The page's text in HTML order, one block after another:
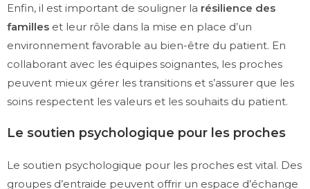
Enfin, il est important de souligner la résilience des
familles et leur rôle dans la mise en place d’un
environnement favorable au bien-être du patient. En
collaborant avec les équipes soignantes, les proches
peuvent mieux gérer les transitions et s’assurer que les
soins respectent les valeurs et les souhaits du patient.
Le soutien psychologique pour les proches
Le soutien psychologique pour les proches est vital. Des
groupes d’entraide peuvent offrir un espace d’échange